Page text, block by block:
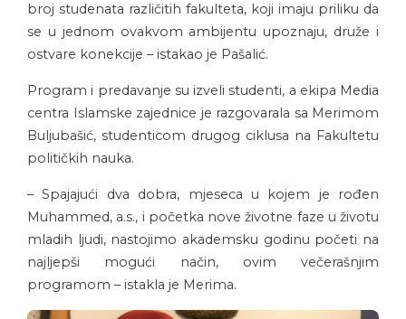
broj studenata različitih fakulteta, koji imaju priliku da
se u jednom ovakvom ambijentu upoznaju, druže i
ostvare konekcije – istakao je Pašalić.
Program i predavanje su izveli studenti, a ekipa Media
centra Islamske zajednice je razgovarala sa Merimom
Buljubašić, studenticom drugog ciklusa na Fakultetu
političkih nauka.
– Spajajući dva dobra, mjeseca u kojem je rođen
Muhammed, a.s., i početka nove životne faze u životu
mladih ljudi, nastojimo akademsku godinu početi na
najljepši mogući način, ovim večerašnjim
programom – istakla je Merima.